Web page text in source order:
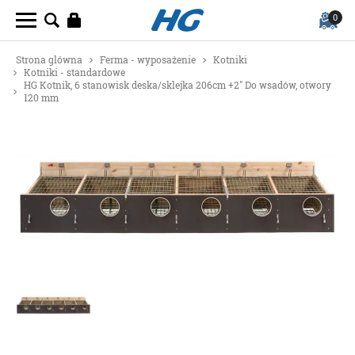
0
Strona glówna Ferma - wyposażenie
Kotniki
Kotniki - standardowe
HG Kotnik, 6 stanowisk deska/sklejka 206cm +2" Do wsadów, otwory
120 mm